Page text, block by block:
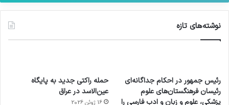
نوشته‌های تازه
رئیس جمهور در احکام جداگانه‌ای
رئیسان فرهنگستان‌های علوم
پزشکی، علوم و زبان و ادب فارسی را
حمله راکتی جدید به پایگاه
عین‌الاسد در عراق
16 ژوئن 2026